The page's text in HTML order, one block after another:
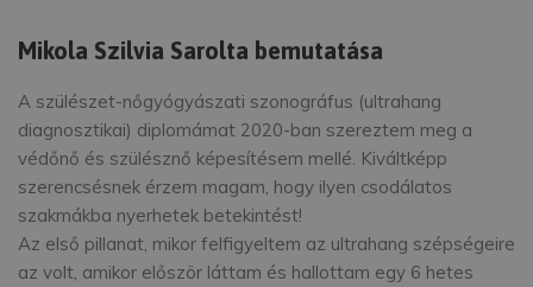
Mikola Szilvia Sarolta bemutatása
A szülészet-nőgyógyászati szonográfus (ultrahang
diagnosztikai) diplomámat 2020-ban szereztem meg a
védőnő és szülésznő képesítésem mellé. Kiváltképp
szerencsésnek érzem magam, hogy ilyen csodálatos
szakmákba nyerhetek betekintést!
Az első pillanat, mikor felfigyeltem az ultrahang szépségeire
az volt, amikor először láttam és hallottam egy 6 hetes